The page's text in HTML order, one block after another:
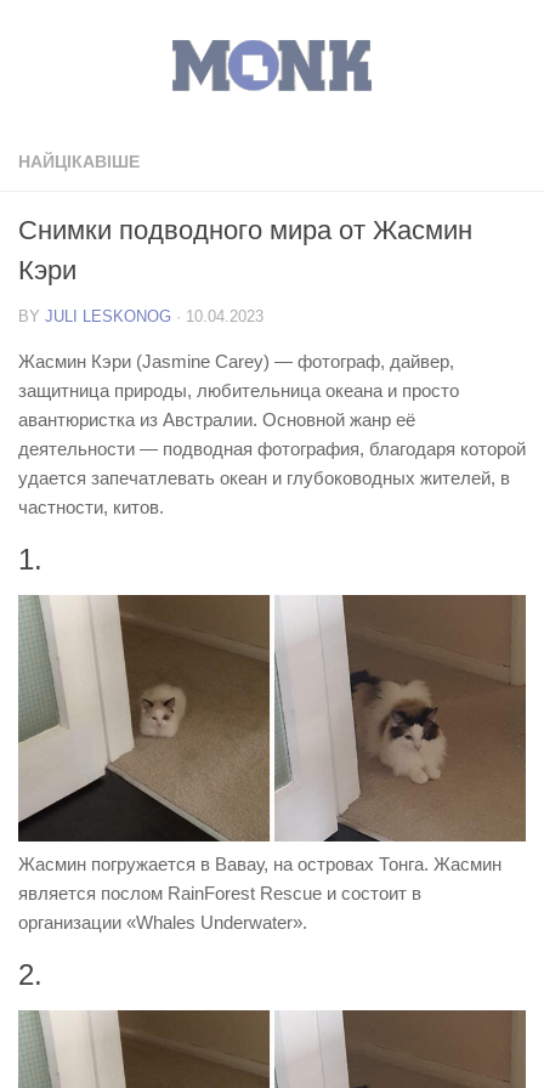
НАЙЦІКАВІШЕ
Снимки подводного мира от Жасмин
Кэри
BY JULI LESKONOG · 10.04.2023
Жасмин Кэри (Jasmine Carey) — фотограф, дайвер,
защитница природы, любительница океана и просто
авантюристка из Австралии. Основной жанр её
деятельности — подводная фотография, благодаря которой
удается запечатлевать океан и глубоководных жителей, в
частности, китов.
1.
Жасмин погружается в Вавау, на островах Тонга. Жасмин
является послом RainForest Rescue и состоит в
организации «Whales Underwater».
2.